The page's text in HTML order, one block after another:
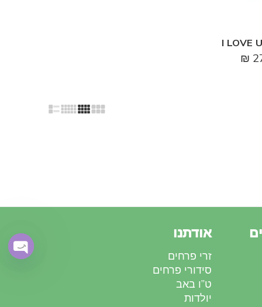
₪
אודתנו
זרי פרחים
סידורי פרחים
ט”ו באב
יולדות